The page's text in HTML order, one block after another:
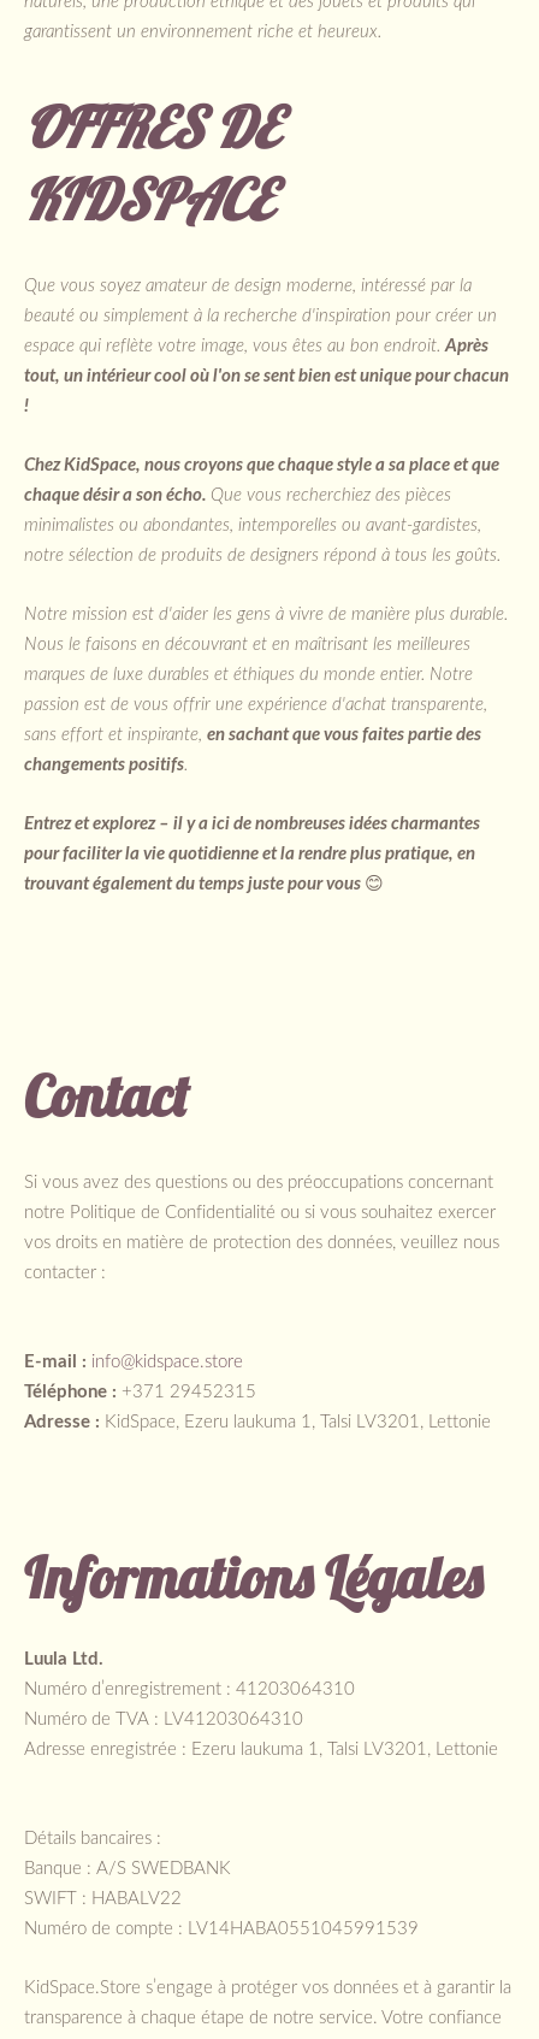
garantissent un environnement riche et heureux.
OFFRES DE
KIDSPACE
Que vous soyez amateur de design moderne, intéressé par la
beauté ou simplement à la recherche d'inspiration pour créer un
espace qui reflète votre image, vous êtes au bon endroit. Après
tout, un intérieur cool où l'on se sent bien est unique pour chacun
!
Chez KidSpace, nous croyons que chaque style a sa place et que
chaque désir a son écho. Que vous recherchiez des pièces
minimalistes ou abondantes, intemporelles ou avant-gardistes,
notre sélection de produits de designers répond à tous les goûts.
Notre mission est d'aider les gens à vivre de manière plus durable.
Nous le faisons en découvrant et en maîtrisant les meilleures
marques de luxe durables et éthiques du monde entier. Notre
passion est de vous offrir une expérience d'achat transparente,
sans effort et inspirante, en sachant que vous faites partie des
changements positifs.
Entrez et explorez – il y a ici de nombreuses idées charmantes
pour faciliter la vie quotidienne et la rendre plus pratique, en
trouvant également du temps juste pour vous 😊
Contact
Si vous avez des questions ou des préoccupations concernant
notre Politique de Confidentialité ou si vous souhaitez exercer
vos droits en matière de protection des données, veuillez nous
contacter :
E-mail : info@kidspace.store
Téléphone : +371 29452315
Adresse : KidSpace, Ezeru laukuma 1, Talsi LV3201, Lettonie
Informations Légales
Luula Ltd.
Numéro d’enregistrement : 41203064310
Numéro de TVA : LV41203064310
Adresse enregistrée : Ezeru laukuma 1, Talsi LV3201, Lettonie
Détails bancaires :
Banque : A/S SWEDBANK
SWIFT : HABALV22
Numéro de compte : LV14HABA0551045991539
KidSpace.Store s’engage à protéger vos données et à garantir la
transparence à chaque étape de notre service. Votre confiance